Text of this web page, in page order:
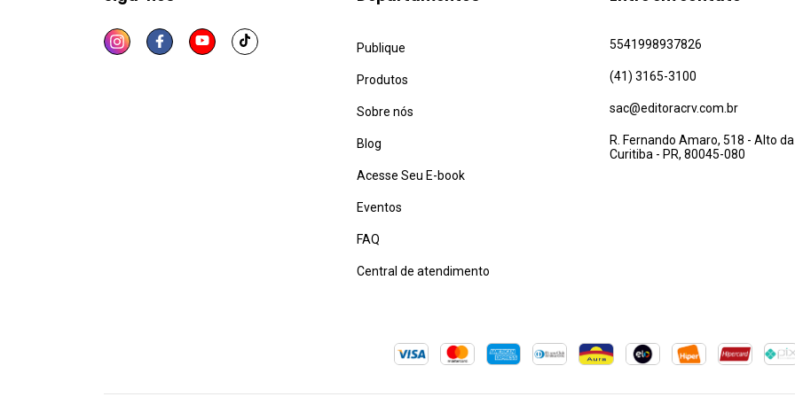
Publique
Produtos
Sobre nós
Blog
Acesse Seu E-book
Eventos
FAQ
Central de atendimento
5541998937826
(41) 3165-3100
sac@editoracrv.com.br
R. Fernando Amaro, 518 - Alto da
Curitiba - PR, 80045-080